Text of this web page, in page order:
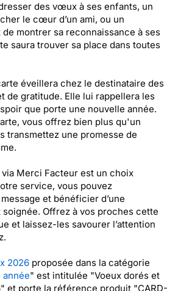
des vœux à ses enfants, un
le cœur d’un ami, ou un
montrer sa reconnaissance à ses
saura trouver sa place dans toutes
éveillera chez le destinataire des
de gratitude. Elle lui rappellera les
que porte une nouvelle année.
vous offrez bien plus qu'un
transmettez une promesse de
Merci Facteur est un choix
service, vous pouvez
et bénéficier d’une
Offrez à vos proches cette
et laissez-les savourer l’attention
2026 proposée dans la catégorie
" est intitulée "Voeux dorés et
et porte la référence produit "CARD-